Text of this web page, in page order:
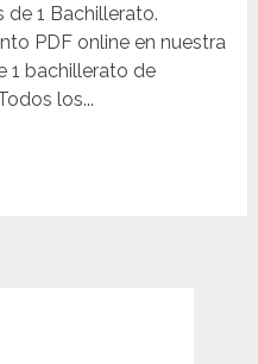
de 1 Bachillerato.
PDF online en nuestra
1 bachillerato de
los...